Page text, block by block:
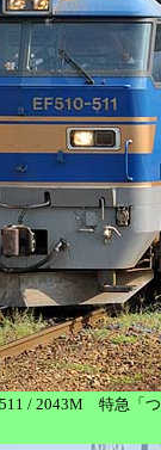
/ 2043M 特急「